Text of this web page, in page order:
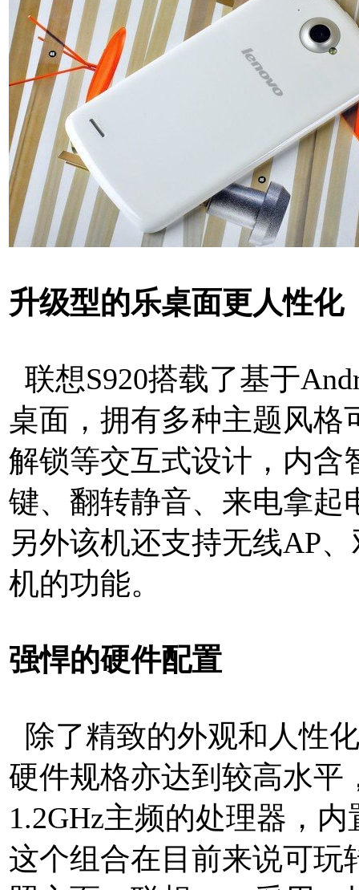
升级型的乐桌面更人性化
联想S920搭载了基于
桌面，拥有多种主题风格
解锁等交互式设计，内
键、翻转静音、来电拿起
另外该机还支持无线AP
机的功能。
强悍的硬件配置
除了精致的外观和人性
硬件规格亦达到较高水平
1.2GHz主频的处理器，
这个组合在目前来说可玩